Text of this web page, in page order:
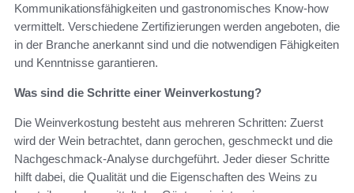
Kommunikationsfähigkeiten und gastronomisches Know-how
vermittelt. Verschiedene Zertifizierungen werden angeboten, die
in der Branche anerkannt sind und die notwendigen Fähigkeiten
und Kenntnisse garantieren.
Was sind die Schritte einer Weinverkostung?
Die Weinverkostung besteht aus mehreren Schritten: Zuerst
wird der Wein betrachtet, dann gerochen, geschmeckt und die
Nachgeschmack-Analyse durchgeführt. Jeder dieser Schritte
hilft dabei, die Qualität und die Eigenschaften des Weins zu